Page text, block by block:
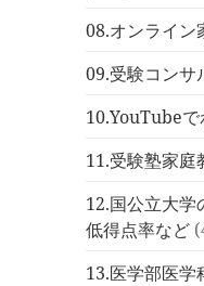
08.オンライン
09.受験コンサ
10.YouTubeで
11.受験塾家庭
12.国公立大学
低得点率など
13.医学部医学